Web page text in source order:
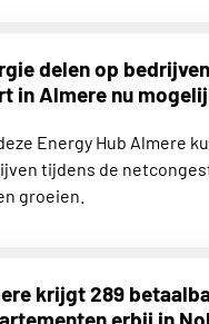
delen op
in Almere nu
Energy Hub Almere
tijdens de
groeien.
krijgt 289